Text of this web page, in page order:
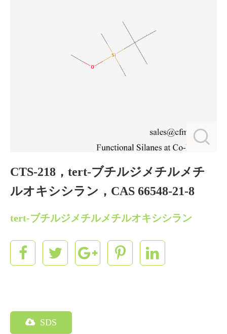
CTS‐218，tert‐ブチルジメチルメチ
ルオキシシラン，CAS 66548‐21‐8
tert‐ブチルジメチルメチルオキシシラン
SDS